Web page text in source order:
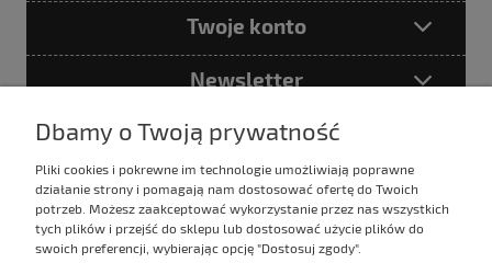
Twoje konto
Newsletter
Podając adres e-mail akceptujesz
Politykę prywatności
Dbamy o Twoją prywatność
Pliki cookies i pokrewne im technologie umożliwiają poprawne
działanie strony i pomagają nam dostosować ofertę do Twoich
potrzeb. Możesz zaakceptować wykorzystanie przez nas wszystkich
tych plików i przejść do sklepu lub dostosować użycie plików do
swoich preferencji, wybierając opcję "Dostosuj zgody".